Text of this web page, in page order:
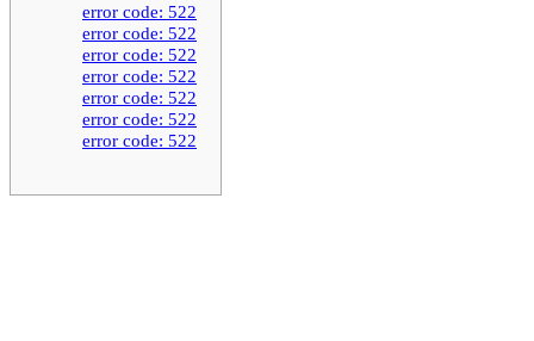
error code: 522
error code: 522
error code: 522
error code: 522
error code: 522
error code: 522
error code: 522